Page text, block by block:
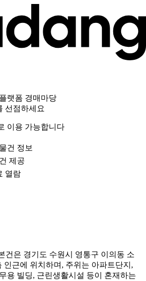
랫폼 경매마당
선점하세요
이용 가능합니다
건 정보
제공
열람
건은 경기도 수원시 영통구 이의동 소
근에 위치하며, 주위는 아파트단지,
용 빌딩, 근린생활시설 등이 혼재하는